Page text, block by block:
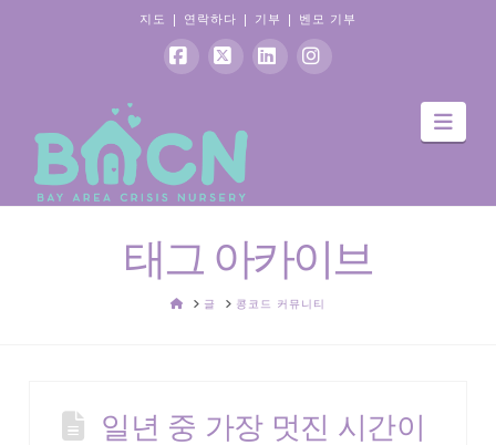
지도 | 연락하다 | 기부 | 벤모 기부
스
북
스
항
해
태그 아카이브
집 글 콩코드 커뮤니티
일년 중 가장 멋진 시간이